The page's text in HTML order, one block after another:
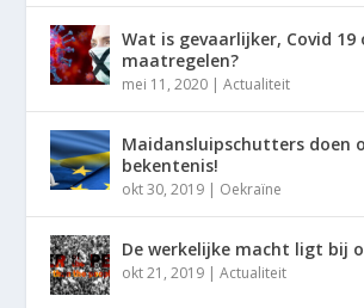
Wat is gevaarlijker, Covid 19
maatregelen?
mei 11, 2020 |Actualiteit
Maidansluipschutters doen
bekentenis!
okt 30, 2019 | Oekraïne
De werkelijke macht ligt bij
okt 21, 2019 |Actualiteit